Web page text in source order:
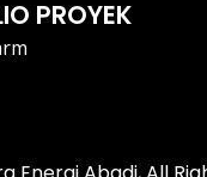
PROYEK